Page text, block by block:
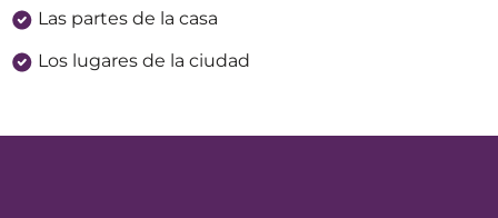
Las partes de la casa
Los lugares de la ciudad